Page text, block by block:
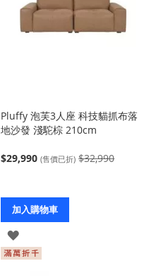
Pluffy 泡芙3人座 科技貓抓布落
地沙發 淺駝棕 210cm
$29,990 (售價已折) $32,990
加入購物車
登
入